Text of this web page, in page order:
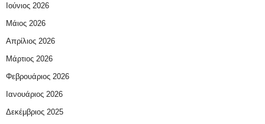
Ιούνιος 2026
Μάιος 2026
Απρίλιος 2026
Μάρτιος 2026
Φεβρουάριος 2026
Ιανουάριος 2026
Δεκέμβριος 2025